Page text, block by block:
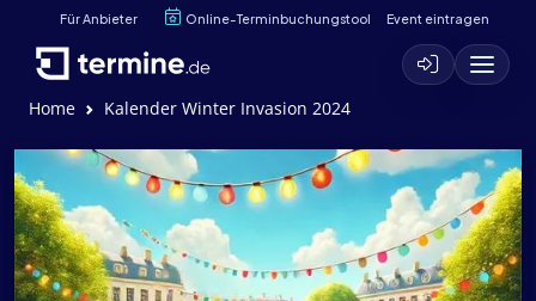
Für Anbieter Online-Terminbuchungstool Event eintragen
Home Kalender Winter Invasion 2024